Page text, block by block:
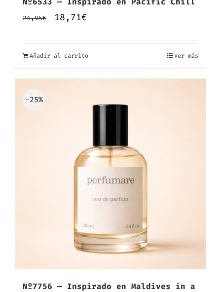
24,95€
El
24,95€.
18,71€
18,71€.
Añadir al carrito Ver más
-25%
Nº7756 — Inspirado en Maldives in a